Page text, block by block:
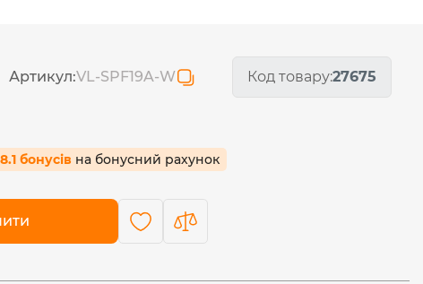
Артикул:VL-SPF19A-W Код товару:27675
бонусів на бонусний рахунок